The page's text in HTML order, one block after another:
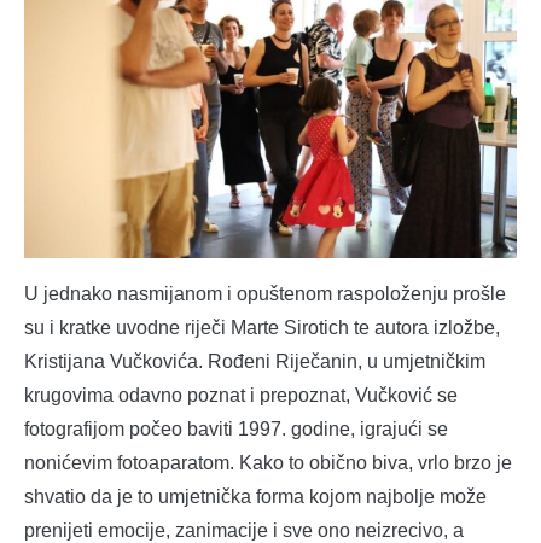
U jednako nasmijanom i opuštenom raspoloženju prošle
su i kratke uvodne riječi Marte Sirotich te autora izložbe,
Kristijana Vučkovića. Rođeni Riječanin, u umjetničkim
krugovima odavno poznat i prepoznat, Vučković se
fotografijom počeo baviti 1997. godine, igrajući se
nonićevim fotoaparatom. Kako to obično biva, vrlo brzo je
shvatio da je to umjetnička forma kojom najbolje može
prenijeti emocije, zanimacije i sve ono neizrecivo, a